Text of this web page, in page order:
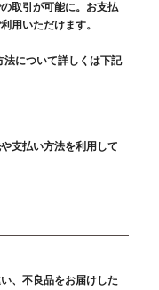
取引が可能に。お支払
用いただけます。
について詳しくは下記
支払い方法を利用して
、不良品をお届けした